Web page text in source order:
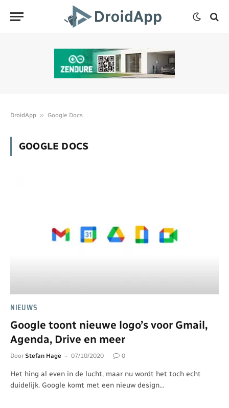
DroidApp » Google Docs
GOOGLE DOCS
NIEUWS
Google toont nieuwe logo’s voor Gmail,
Agenda, Drive en meer
Door Stefan Hage 07/10/2020 0
Het hing al even in de lucht, maar nu wordt het toch echt
duidelijk. Google komt met een nieuw design…